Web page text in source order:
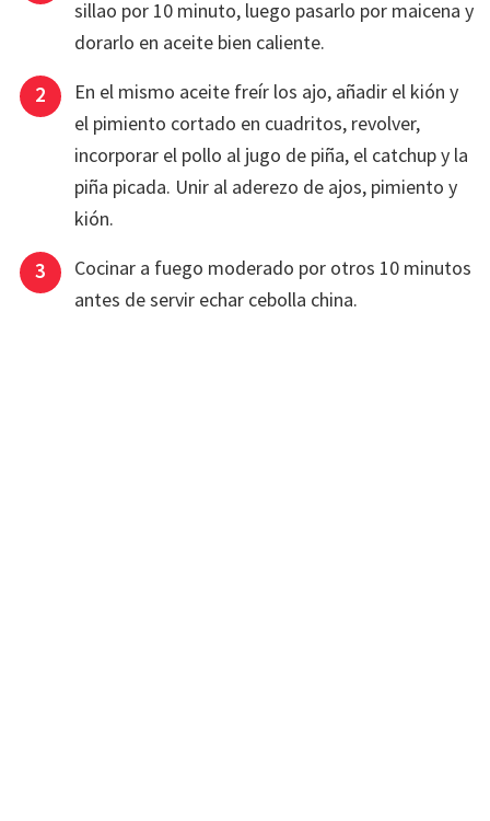
sillao por 10 minuto, luego pasarlo por maicena y
dorarlo en aceite bien caliente.
En el mismo aceite freír los ajo, añadir el kión y
el pimiento cortado en cuadritos, revolver,
incorporar el pollo al jugo de piña, el catchup y la
piña picada. Unir al aderezo de ajos, pimiento y
kión.
Cocinar a fuego moderado por otros 10 minutos
antes de servir echar cebolla china.